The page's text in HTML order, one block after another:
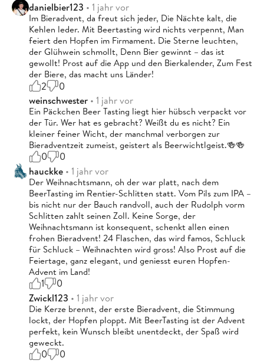
danielbier123 • 1 jahr vor
Im Bieradvent, da freut sich jeder, Die Nächte kalt, die
Kehlen leder. Mit Beertasting wird nichts verpennt, Man
feiert den Hopfen im Firmament. Die Sterne leuchten,
der Glühwein schmollt, Denn Bier gewinnt – das ist
gewollt! Prost auf die App und den Bierkalender, Zum Fest
der Biere, das macht uns Länder!
2
0
weinschwester • 1 jahr vor
Ein Päckchen Beer Tasting liegt hier hübsch verpackt vor
der Tür. Wer hat es gebracht? Weißt du es nicht? Ein
kleiner feiner Wicht, der manchmal verborgen zur
Bieradventzeit zumeist, geistert als Beerwichtlgeist.🍻🍻
0
0
hauckke • 1 jahr vor
Der Weihnachtsmann, oh der war platt, nach dem
BeerTasting im Rentier-Schlitten statt. Vom Pils zum IPA –
bis nicht nur der Bauch randvoll, auch der Rudolph vorm
Schlitten zahlt seinen Zoll. Keine Sorge, der
Weihnachtsmann ist konsequent, schenkt allen einen
frohen Bieradvent! 24 Flaschen, das wird famos, Schluck
für Schluck – Weihnachten wird gross! Also Prost auf die
Feiertage, ganz elegant, und geniesst euren Hopfen-
Advent im Land!
1
0
Zwickl123 • 1 jahr vor
Die Kerze brennt, der erste Bieradvent, die Stimmung
lockt, der Hopfen ploppt. Mit BeerTasting ist der Advent
perfekt, kein Wunsch bleibt unentdeckt, der Spaß wird
geweckt.
0
0